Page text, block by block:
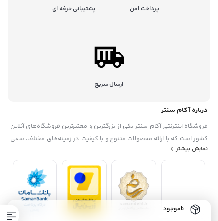
ناموجود
پرداخت امن پشتیبانی حرفه ای
ارسال سریع
درباره آکام سنتر
فروشگاه اینترنتی آکام سنتر یکی از بزرگترین و معتبرترین فروشگاه‌های آنلاین
کشور است که با ارائه محصولات متنوع و با کیفیت در زمینه‌های مختلف، سعی
تاسیس شده. آکام سنتر با همکاری با برندهای معروف داخلی و خارجی، گارانتی
و خدمات پس از فروش، تخفیف‌ها و جشنواره‌های منحصر به فرد، پشتیبانی
حرفه ای، به عنوان یک فروشگاه مطمئن و مورد اعتماد شناخته شده است. آکام
سنتر با هدف توسعه بازار خرید و فروش الکترونیکی و افزایش رضایت مشتریان،
همواره در حال به‌روزرسانی و بهبود سامانه‌های خود است.
نمایش بیشتر